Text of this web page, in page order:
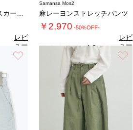
レビ
ュー
を見
る
Samansa Mos2
麻レーヨンストレッチパンツ
￥2,970 -50%OFF-
4.8（4）
レビ
ュー
を見
る